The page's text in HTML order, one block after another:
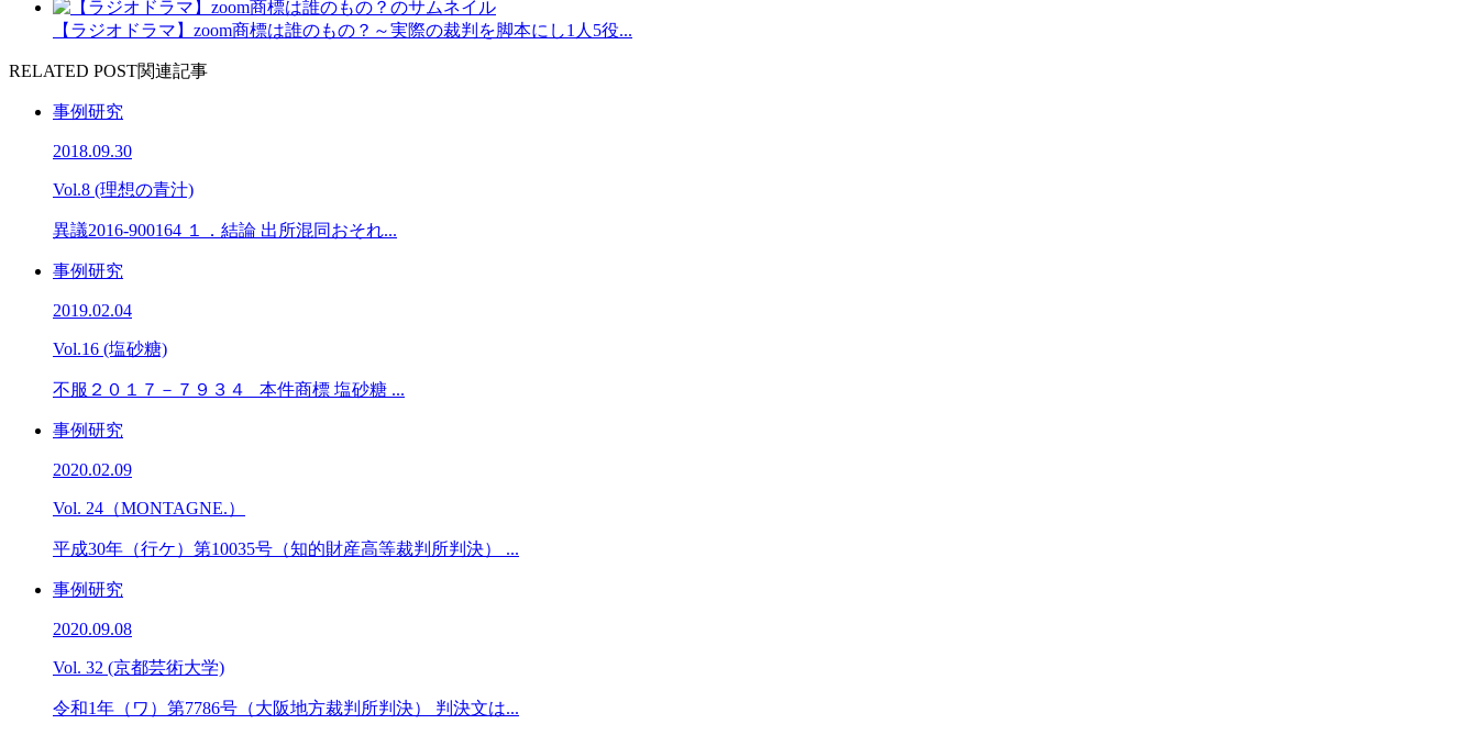
【ラジオドラマ】zoom商標は誰のもの？～実際の裁判を脚本にし1人5役...
RELATED POST関連記事
事例研究
2018.09.30
Vol.8 (理想の青汁)
異議2016-900164 １．結論 出所混同おそれ...
事例研究
2019.02.04
Vol.16 (塩砂糖)
不服２０１７－７９３４ 本件商標 塩砂糖 ...
事例研究
2020.02.09
Vol. 24（MONTAGNE.）
平成30年（行ケ）第10035号（知的財産高等裁判所判決） ...
事例研究
2020.09.08
Vol. 32 (京都芸術大学)
令和1年（ワ）第7786号（大阪地方裁判所判決） 判決文は...